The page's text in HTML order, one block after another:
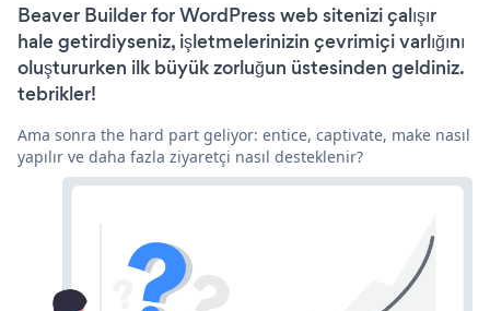
Beaver Builder for WordPress web sitenizi çalışır
hale getirdiyseniz, işletmelerinizin çevrimiçi varlığını
oluştururken ilk büyük zorluğun üstesinden geldiniz.
tebrikler!
Ama sonra the hard part geliyor: entice, captivate, make nasıl
yapılır ve daha fazla ziyaretçi nasıl desteklenir?